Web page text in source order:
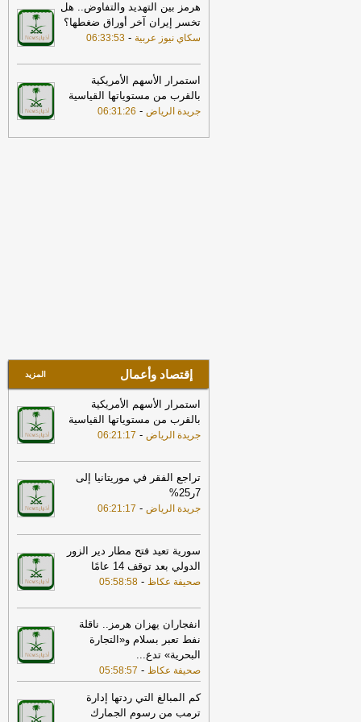
عاجل الإلكترونية
05:07
وظائف شاغرة لدى شركة كاتريون
04:55
ضبط مواطن لارتكابه مخالفة رعي
بمحمية الملك عبدالعزيز الملكية
صحيفة
عاجل الإلكترونية
04:55
الأسهم الأمريكية تنهي تعاملات
هرمز بين التهديد والتفاوض.. هل
تخسر إيران آخر أوراق ضغطها؟
سكاي نيوز عربية -
06:33:53
استمرار الأسهم الأمريكية
بالقرب من مستوياتها القياسية
جريدة الرياض -
06:31:26
إقتصاد وأعمال المزيد
استمرار الأسهم الأمريكية
بالقرب من مستوياتها القياسية
جريدة الرياض -
06:21:17
تراجع الفقر في موريتانيا إلى
7ر25%
جريدة الرياض -
06:21:17
سورية تعيد فتح مطار دير الزور
الدولي بعد توقف 14 عامًا
صحيفة عكاظ -
05:58:58
انفجاران يهزان هرمز.. ناقلة
نفط تعبر بسلام و«التجارة
البحرية» تدع...
صحيفة عكاظ -
05:58:57
كم المبالغ التي ردتها إدارة
ترمب من رسوم الجمارك